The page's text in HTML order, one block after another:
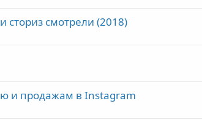
сториз смотрели (2018)
и продажам в Instagram